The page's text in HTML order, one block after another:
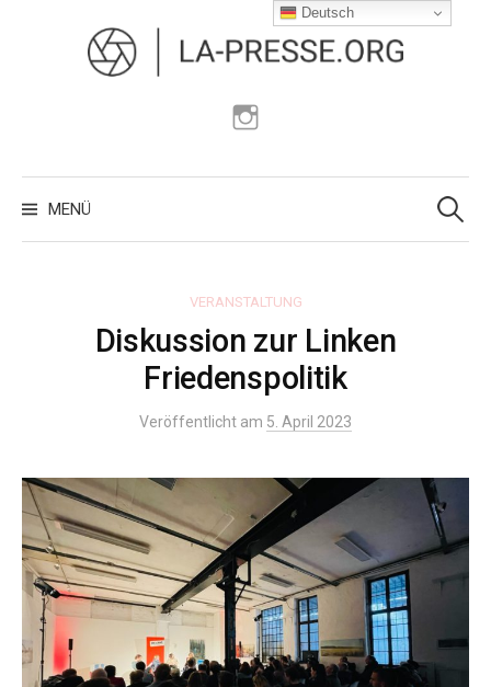
überspringen
MENÜ
Suchen
nach:
VERANSTALTUNG
Diskussion zur Linken
Friedenspolitik
Veröffentlicht am 5. April 2023
Deutsch